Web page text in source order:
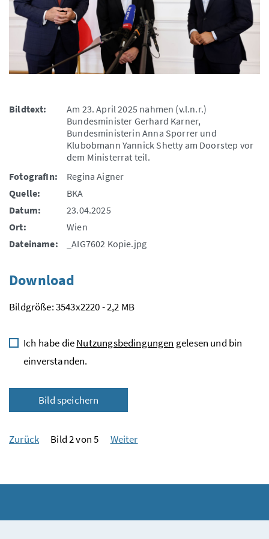
Bildtext:
Am 23. April 2025 nahmen (v.l.n.r.)
Bundesminister Gerhard Karner,
Bundesministerin Anna Sporrer und
Klubobmann Yannick Shetty am Doorstep vor
dem Ministerrat teil.
FotografIn:
Regina Aigner
Quelle:
BKA
Datum:
23.04.2025
Ort:
Wien
Dateiname:
_AIG7602 Kopie.jpg
Download
Bildgröße: 3543x2220 - 2,2 MB
Ich habe dieNutzungsbedingungen gelesen und bin
einverstanden.
Bild speichern
Zurück Bild 2 von 5 Weiter